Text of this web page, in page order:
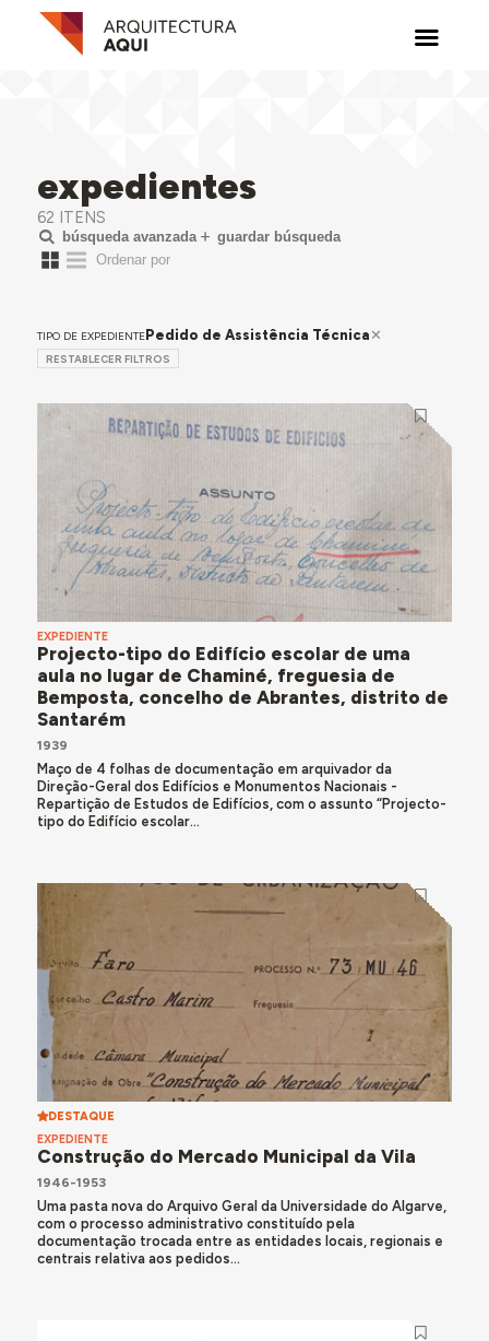
expedientes
62 ITENS
búsqueda avanzada guardar búsqueda
TIPO DE EXPEDIENTEPedido de Assistência Técnica
RESTABLECER FILTROS
EXPEDIENTE
Projecto-tipo do Edifício escolar de uma
aula no lugar de Chaminé, freguesia de
Bemposta, concelho de Abrantes, distrito de
Santarém
1939
Maço de 4 folhas de documentação em arquivador da
Direção-Geral dos Edifícios e Monumentos Nacionais -
Repartição de Estudos de Edifícios, com o assunto “Projecto-
tipo do Edifício escolar...
DESTAQUE
EXPEDIENTE
Construção do Mercado Municipal da Vila
1946-1953
Uma pasta nova do Arquivo Geral da Universidade do Algarve,
com o processo administrativo constituído pela
documentação trocada entre as entidades locais, regionais e
centrais relativa aos pedidos...